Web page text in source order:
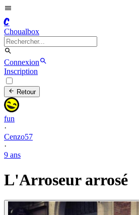
C
Choualbox
Connexion
Inscription
Retour
fun
·
Cenzo57
·
9 ans
L'Arroseur arrosé